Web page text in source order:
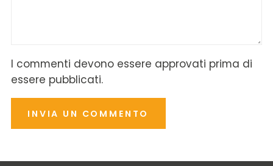
I commenti devono essere approvati prima di
essere pubblicati.
INVIA UN COMMENTO